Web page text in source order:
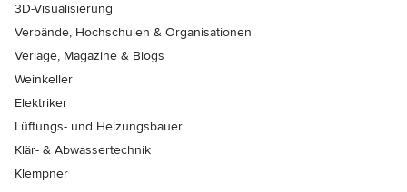
3D-Visualisierung
Verbände, Hochschulen & Organisationen
Verlage, Magazine & Blogs
Weinkeller
Elektriker
Lüftungs- und Heizungsbauer
Klär- & Abwassertechnik
Klempner